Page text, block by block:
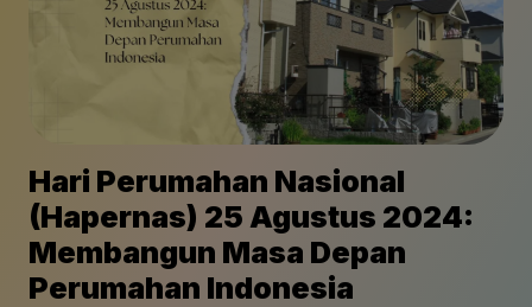
Hari Perumahan Nasional
(Hapernas) 25 Agustus 2024:
Membangun Masa Depan
Perumahan Indonesia